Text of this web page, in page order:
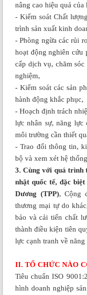
nâng cao hiệu quả
- Kiểm soát Chất
trình sản xuất kinh
- Phòng ngừa các rủi
hoạt động nghiên cứu
cấp dịch vụ, chăm
nghiệm,
- Kiểm soát các sản
hành động khắc phục,
- Hoạch định trách
lực nhân sự, năng lực
môi trường cần thiết
- Trao đổi thông tin,
bộ và xem xét hệ
3. Cùng với quá trình
nhật quốc tế, đặc
Dương (TPP), Cộng
thương mại tự do
bảo và cải tiến chất
thành điều kiện tiên
lực cạnh tranh về
II. TỔ CHỨC NÀO
Tiêu chuẩn ISO
hình doanh nghiệp